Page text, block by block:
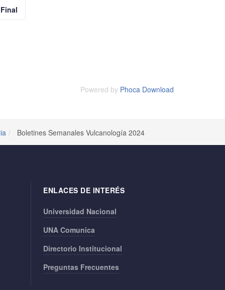
Final
Powered by Phoca Download
Boletines Semanales Vulcanología 2024
ENLACES DE INTERÉS
Universidad Nacional
UNA Comunica
Directorio Institucional
Preguntas Frecuentes